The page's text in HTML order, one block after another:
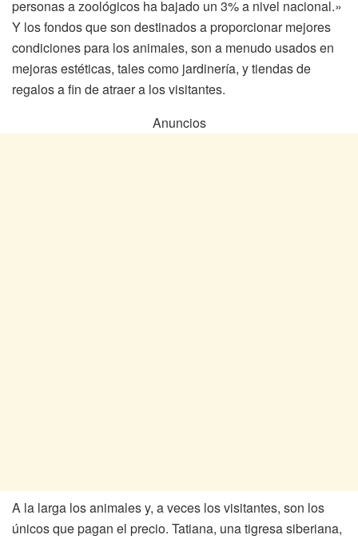
personas a zoológicos ha bajado un 3% a nivel nacional.»
Y los fondos que son destinados a proporcionar mejores
condiciones para los animales, son a menudo usados en
mejoras estéticas, tales como jardinería, y tiendas de
regalos a fin de atraer a los visitantes.
Anuncios
A la larga los animales y, a veces los visitantes, son los
únicos que pagan el precio. Tatiana, una tigresa siberiana,